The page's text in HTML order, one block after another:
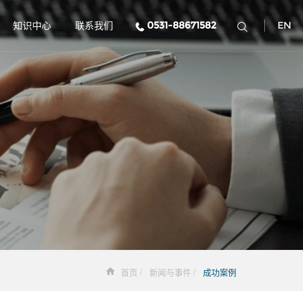
知识中心 联系我们 0531-88671582 EN
首页 新闻与事件 成功案例